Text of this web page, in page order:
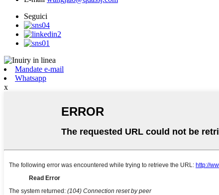
Seguici
Mandate e-mail
Whatsapp
x